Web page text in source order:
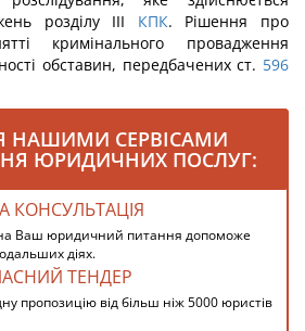
розділу III КПК. Рішення про
кримінального провадження
обставин, передбачених ст. 596
НАШИМИ СЕРВІСАМИ
ЮРИДИЧНИХ ПОСЛУГ:
КОНСУЛЬТАЦІЯ
на Ваш юридичний питання допоможе
діях.
ТЕНДЕР
пропозицію від більш ніж 5000 юристів